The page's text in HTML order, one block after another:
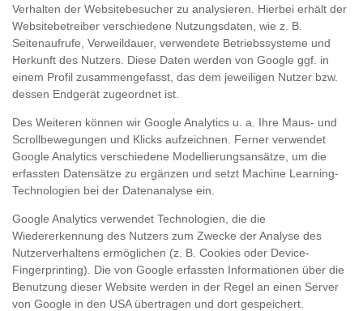
Verhalten der Websitebesucher zu analysieren. Hierbei erhält der
Websitebetreiber verschiedene Nutzungsdaten, wie z. B.
Seitenaufrufe, Verweildauer, verwendete Betriebssysteme und
Herkunft des Nutzers. Diese Daten werden von Google ggf. in
einem Profil zusammengefasst, das dem jeweiligen Nutzer bzw.
dessen Endgerät zugeordnet ist.
Des Weiteren können wir Google Analytics u. a. Ihre Maus- und
Scrollbewegungen und Klicks aufzeichnen. Ferner verwendet
Google Analytics verschiedene Modellierungsansätze, um die
erfassten Datensätze zu ergänzen und setzt Machine Learning-
Technologien bei der Datenanalyse ein.
Google Analytics verwendet Technologien, die die
Wiedererkennung des Nutzers zum Zwecke der Analyse des
Nutzerverhaltens ermöglichen (z. B. Cookies oder Device-
Fingerprinting). Die von Google erfassten Informationen über die
Benutzung dieser Website werden in der Regel an einen Server
von Google in den USA übertragen und dort gespeichert.